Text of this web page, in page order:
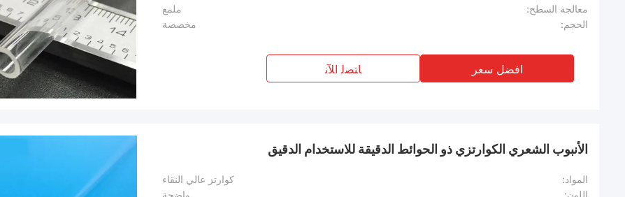
معالجة السطح:
ملمع
الحجم:
مخصصة
افضل سعر ﺎﺘﺼﻟ ﺍﻶﻧ
الأنبوب الشعري الكوارتزي ذو الحوائط الدقيقة للاستخدام الدقيق
المواد:
كوارتز عالي النقاء
اللون:
واضحة